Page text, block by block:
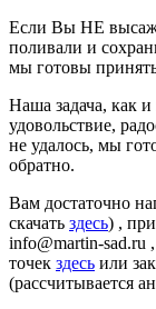
Если Вы НЕ
поливали и
мы готовы
Наша задача, как
удовольствие,
не удалось, мы
обратно.
Вам достаточно
скачать здесь) ,
info@martin-sad.ru
точек здесь или
(рассчитывается